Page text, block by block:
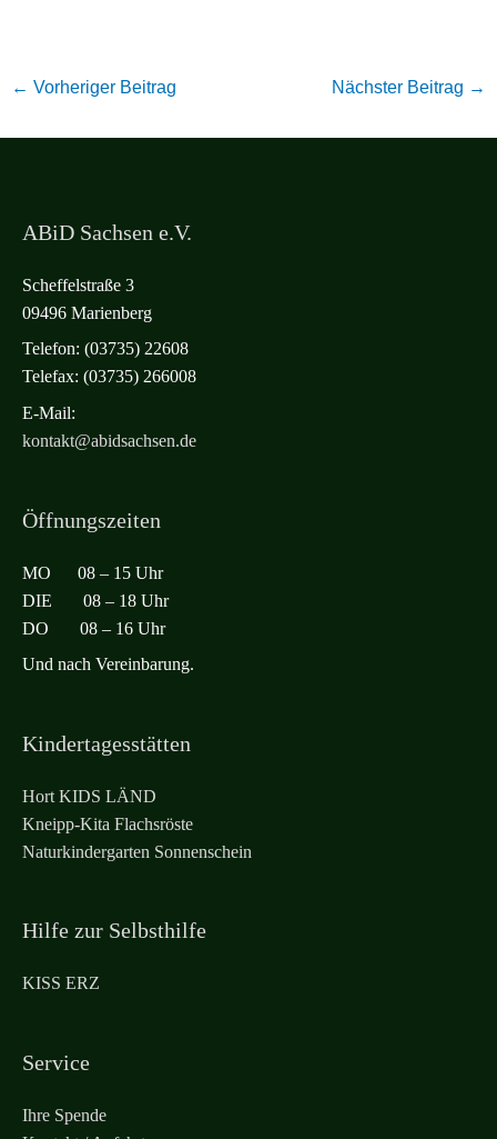
← Vorheriger Beitrag Nächster Beitrag →
ABiD Sachsen e.V.
Scheffelstraße 3
09496 Marienberg
Telefon: (03735) 22608
Telefax: (03735) 266008
E-Mail:
kontakt@abidsachsen.de
Öffnungszeiten
MO 08 – 15 Uhr
DIE 08 – 18 Uhr
DO 08 – 16 Uhr
Und nach Vereinbarung.
Kindertagesstätten
Hort KIDS LÄND
Kneipp-Kita Flachsröste
Naturkindergarten Sonnenschein
Hilfe zur Selbsthilfe
KISS ERZ
Service
Ihre Spende